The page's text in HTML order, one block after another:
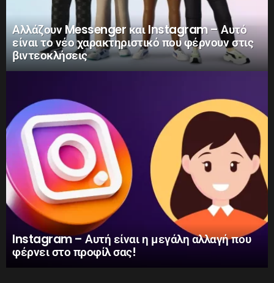
Αλλάζουν Messenger και Instagram – Αυτό
είναι το νέο χαρακτηριστικό που φέρνουν στις
βιντεοκλήσεις
Instagram – Αυτή είναι η μεγάλη αλλαγή που
φέρνει στο προφίλ σας!